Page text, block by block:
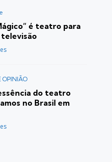
é teatro para
televisão
OPINIÃO
do teatro
no Brasil em